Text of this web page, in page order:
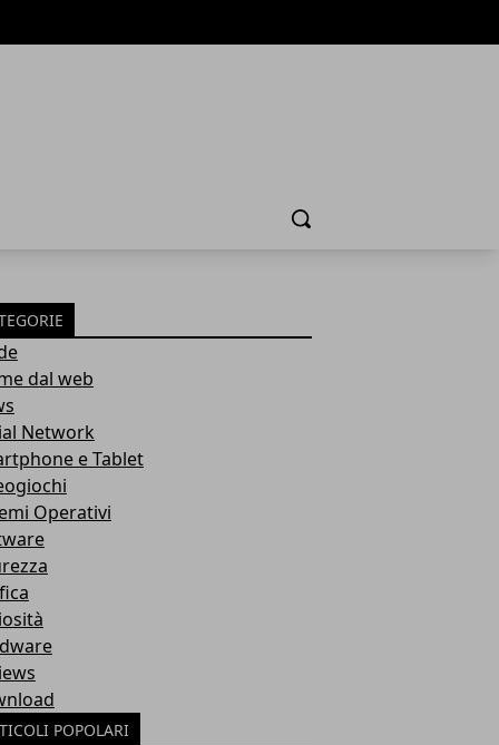
Cerca
dal web
Network
e Tablet
Operativi
POPOLARI